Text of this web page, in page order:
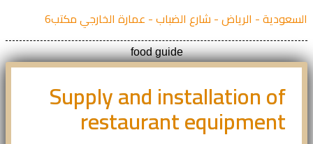
- الرياض - شارع الضباب - عمارة الخارجي مكتب6
food guide
Supply and installation of
restaurant equipment